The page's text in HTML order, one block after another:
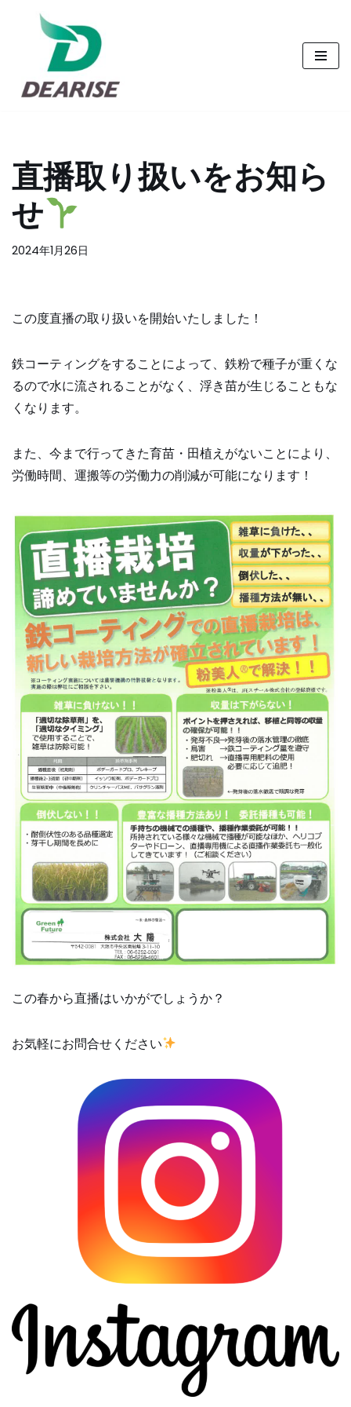
テ
ス
ッ
プ
直播取り扱いをお知ら
せ
2024年1月26日
この度直播の取り扱いを開始いたしました！
鉄コーティングをすることによって、鉄粉で種子が重くな
るので水に流されることがなく、浮き苗が生じることもな
くなります。
また、今まで行ってきた育苗・田植えがないことにより、
労働時間、運搬等の労働力の削減が可能になります！
この春から直播はいかがでしょうか？
お気軽にお問合せください